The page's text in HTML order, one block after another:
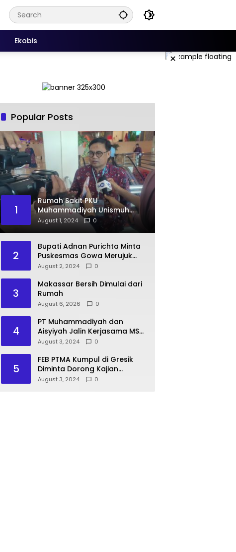
Ekobis
×
Popular Posts
1
Rumah Sakit PKU
Muhammadiyah Unismuh
Makassar Resmi Terima
August 1, 2024 0
2
Bupati Adnan Purichta Minta
Puskesmas Gowa Merujuk
Pasien BPJS ke RS PKU
Makassar
August 2, 2024 0
3
Makassar Bersih Dimulai dari
Rumah
August 6, 2026 0
4
PT Muhammadiyah dan
Aisyiyah Jalin Kerjasama MSU
Malaysia
August 3, 2024 0
5
FEB PTMA Kumpul di Gresik
Diminta Dorong Kajian
Ekonomi Islam
August 3, 2024 0